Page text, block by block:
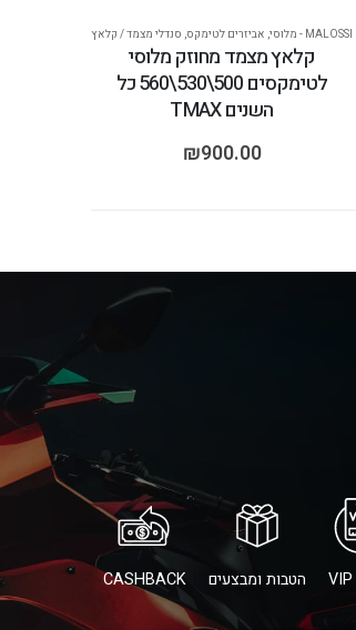
MALOSSI - מלוסי , אביזרים לטימקס, סנדלי מצמד / קלאץ
קלאץ מצמד מחוזק מלוסי
לטימקסים 500\530\560 כל
השנים TMAX
₪900.00
הטבות ומבצעים CASHBACK